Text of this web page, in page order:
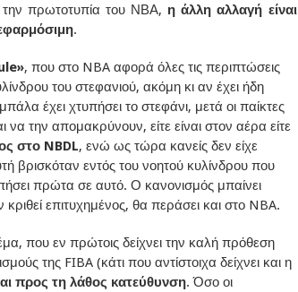
πρωτοτυπία του ΝΒΑ, η άλλη αλλαγή είναι
.
, που στο NBA αφορά όλες τις περιπτώσεις
του στεφανιού, ακόμη κι αν έχει ήδη
έχει χτυπήσει το στεφάνι, μετά οι παίκτες
να την απομακρύνουν, είτε είναι στον αέρα είτε
στο NBDL, ενώ ως τώρα κανείς δεν είχε
βρισκόταν εντός του νοητού κυλίνδρου που
πρώτα σε αυτό. Ο κανονισμός μπαίνει
επιτυχημένος, θα περάσει και στο NBA.
που εν πρώτοις δείχνει την καλή πρόθεση
της FIBA (κάτι που αντίστοιχα δείχνει και η
προς τη λάθος κατεύθυνση. Όσο οι